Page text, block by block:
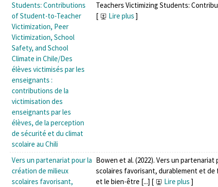
Students: Contributions
of Student-to-Teacher
Victimization, Peer
Victimization, School
Safety, and School
Climate in Chile/Des
élèves victimisés par les
enseignants :
contributions de la
victimisation des
enseignants par les
élèves, de la perception
de sécurité et du climat
scolaire au Chili
Teachers Victimizing Students:
[
Lire plus ]
Vers un partenariat pour la
création de milieux
scolaires favorisant,
Bowen et al. (2022). Vers un
scolaires favorisant, durablement et
et le bien-être [...] [ Lire plus ]